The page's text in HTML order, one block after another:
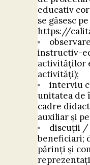
educativ
se găsesc
https://
instructiv-
activităților
activități);
interviu
unitatea de
cadre
auxiliar și
discuții /
beneficiari;
părinți și